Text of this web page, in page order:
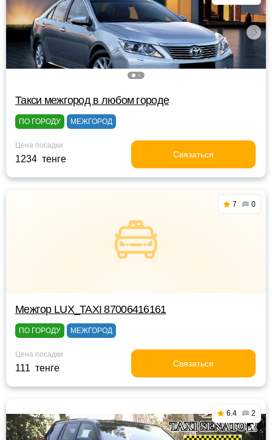
Такси межгород в любом городе
ПО ГОРОДУ МЕЖГОРОД
Цена посадки
1234 тенге Связаться
7 0
Межгор LUX_TAXI 87006416161
ПО ГОРОДУ МЕЖГОРОД
Цена посадки
111 тенге Связаться
6.4 2